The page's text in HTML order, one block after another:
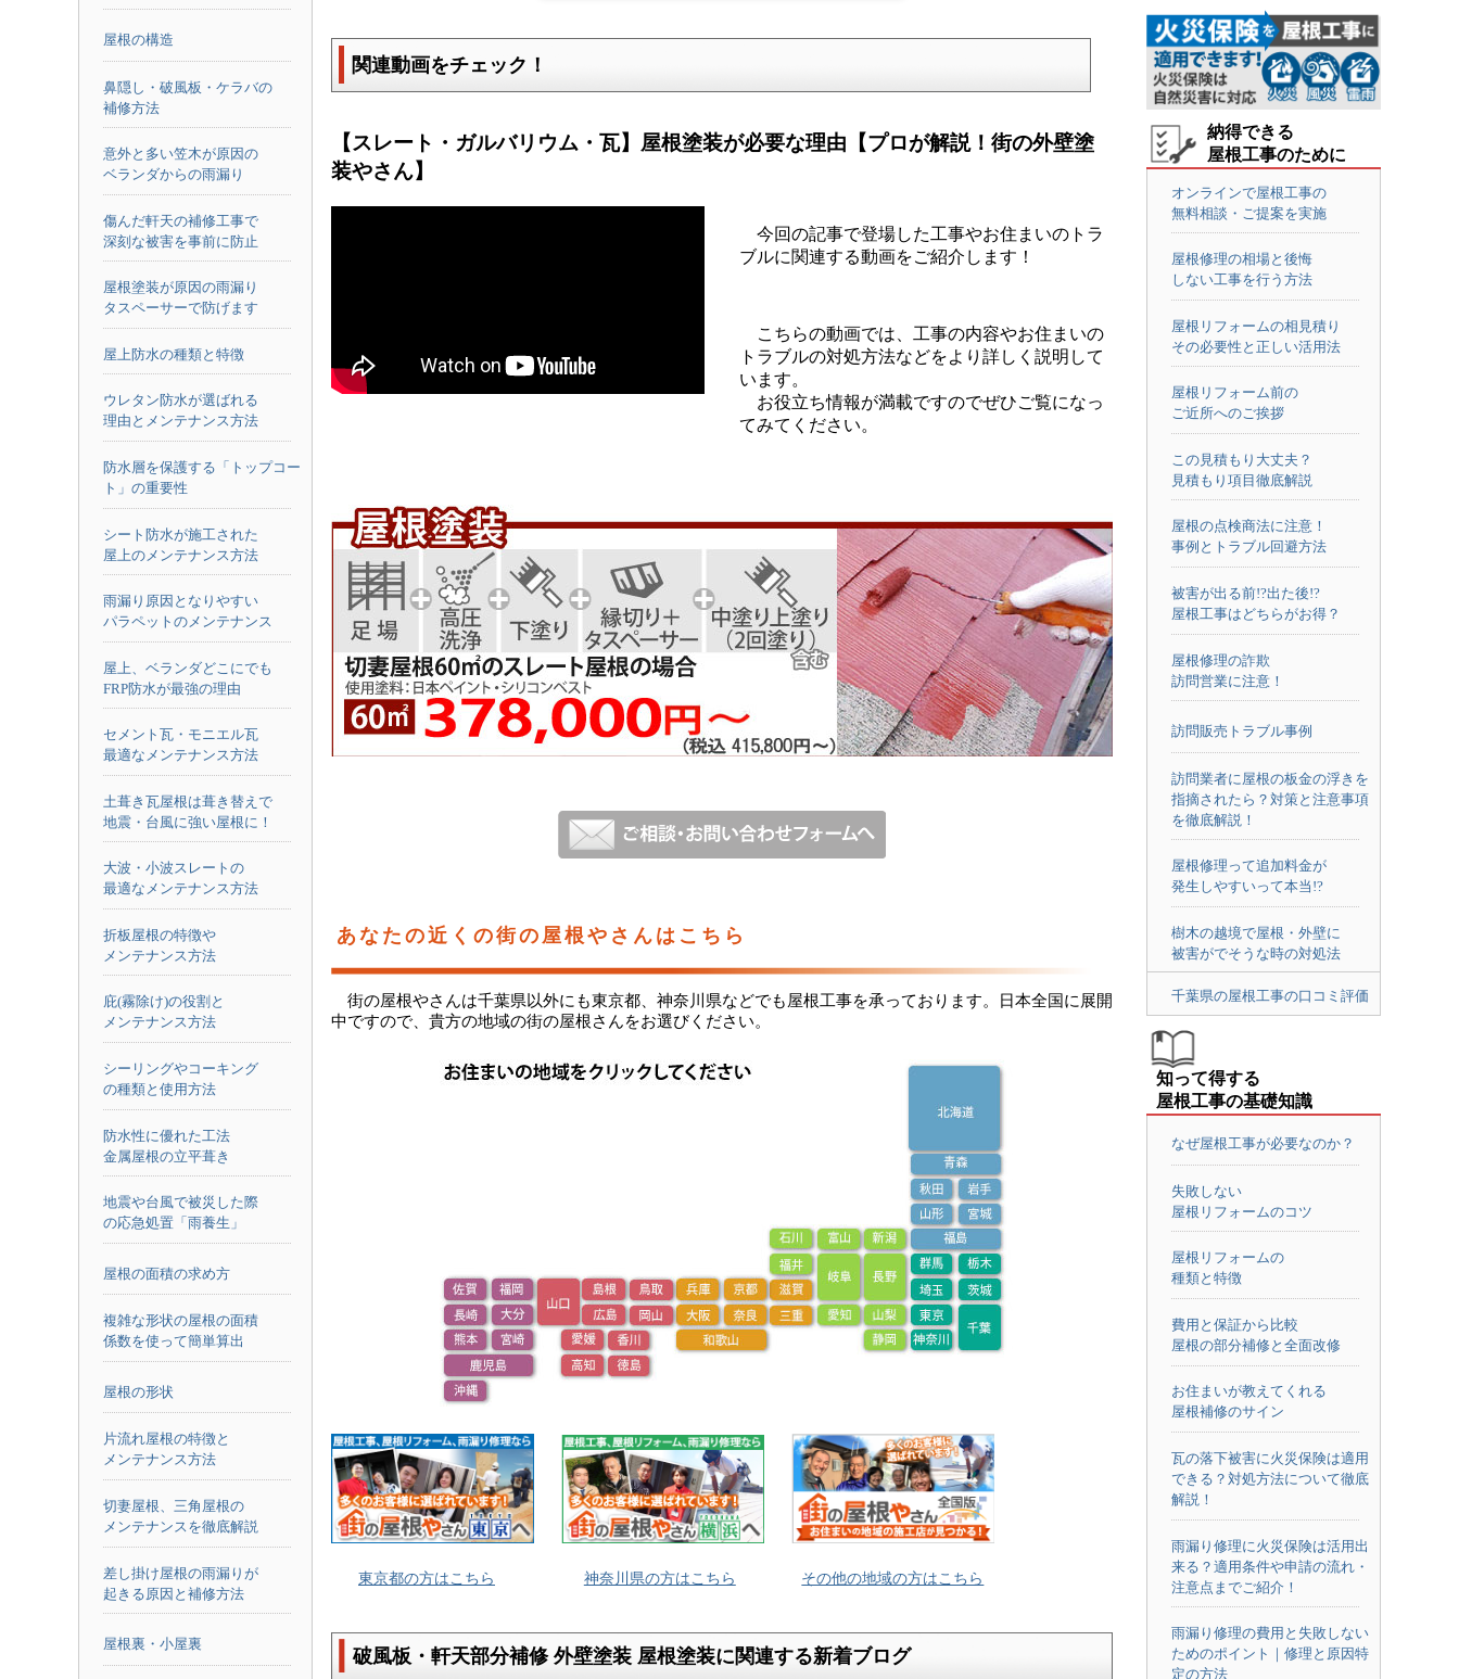
屋根の構造
鼻隠し・破風板・ケラバの
補修方法
意外と多い笠木が原因の
ベランダからの雨漏り
傷んだ軒天の補修工事で
深刻な被害を事前に防止
屋根塗装が原因の雨漏り
タスペーサーで防げます
屋上防水の種類と特徴
ウレタン防水が選ばれる
理由とメンテナンス方法
防水層を保護する「トップコー
ト」の重要性
シート防水が施工された
屋上のメンテナンス方法
雨漏り原因となりやすい
パラペットのメンテナンス
屋上、ベランダどこにでも
FRP防水が最強の理由
セメント瓦・モニエル瓦
最適なメンテナンス方法
土葺き瓦屋根は葺き替えで
地震・台風に強い屋根に！
大波・小波スレートの
最適なメンテナンス方法
折板屋根の特徴や
メンテナンス方法
庇(霧除け)の役割と
メンテナンス方法
シーリングやコーキング
の種類と使用方法
防水性に優れた工法
金属屋根の立平葺き
地震や台風で被災した際
の応急処置「雨養生」
屋根の面積の求め方
複雑な形状の屋根の面積
係数を使って簡単算出
屋根の形状
片流れ屋根の特徴と
メンテナンス方法
切妻屋根、三角屋根の
メンテナンスを徹底解説
差し掛け屋根の雨漏りが
起きる原因と補修方法
屋根裏・小屋裏
関連動画をチェック！
【スレート・ガルバリウム・瓦】屋根塗装が必要な理由【プロが解説！街の外壁塗
装やさん】
今回の記事で登場した工事やお住まいのトラ
ブルに関連する動画をご紹介します！
こちらの動画では、工事の内容やお住まいの
トラブルの対処方法などをより詳しく説明して
います。
お役立ち情報が満載ですのでぜひご覧になっ
てみてください。
あなたの近くの街の屋根やさんはこちら
街の屋根やさんは千葉県以外にも東京都、神奈川県などでも屋根工事を承っております。日本全国に展開
中ですので、貴方の地域の街の屋根さんをお選びください。
東京都の方はこちら 神奈川県の方はこちら その他の地域の方はこちら
破風板・軒天部分補修 外壁塗装 屋根塗装に関連する新着ブログ
納得できる
屋根工事のために
オンラインで屋根工事の
無料相談・ご提案を実施
屋根修理の相場と後悔
しない工事を行う方法
屋根リフォームの相見積り
その必要性と正しい活用法
屋根リフォーム前の
ご近所へのご挨拶
この見積もり大丈夫？
見積もり項目徹底解説
屋根の点検商法に注意！
事例とトラブル回避方法
被害が出る前!?出た後!?
屋根工事はどちらがお得？
屋根修理の詐欺
訪問営業に注意！
訪問販売トラブル事例
訪問業者に屋根の板金の浮きを
指摘されたら？対策と注意事項
を徹底解説！
屋根修理って追加料金が
発生しやすいって本当!?
樹木の越境で屋根・外壁に
被害がでそうな時の対処法
千葉県の屋根工事の口コミ評価
知って得する
屋根工事の基礎知識
なぜ屋根工事が必要なのか？
失敗しない
屋根リフォームのコツ
屋根リフォームの
種類と特徴
費用と保証から比較
屋根の部分補修と全面改修
お住まいが教えてくれる
屋根補修のサイン
瓦の落下被害に火災保険は適用
できる？対処方法について徹底
解説！
雨漏り修理に火災保険は活用出
来る？適用条件や申請の流れ・
注意点までご紹介！
雨漏り修理の費用と失敗しない
ためのポイント｜修理と原因特
定の方法